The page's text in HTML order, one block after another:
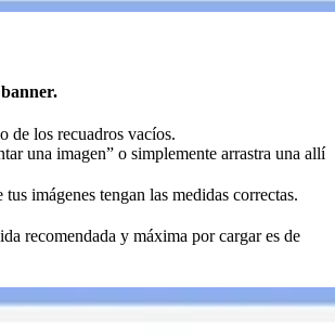
.
de los recuadros vacíos.
una imagen” o simplemente arrastra una allí
imágenes tengan las medidas correctas.
recomendada y máxima por cargar es de